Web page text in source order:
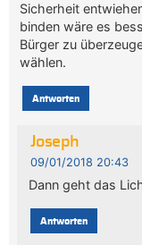
Sicherheit
binden wäre es
Bürger zu
wählen.
Antworten
Joseph
09/01/2018 20:43
Dann geht das
Antworten